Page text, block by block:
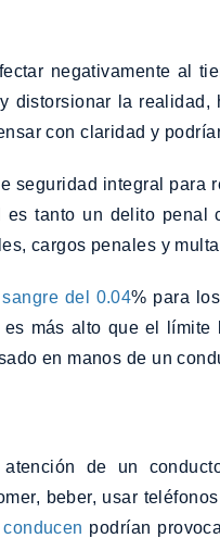
negativamente al
la
con claridad y
seguridad integral
tanto un delito
cargos penales y
del 0.04% para
más alto que el
en manos de un
de un
beber, usar
podrían